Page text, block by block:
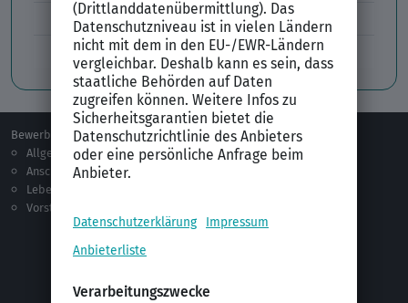
Tabellarischer Lebenslauf
Professionelles Bewerbungsfoto
Bewerben
Allgemeines
Anschreiben
Lebenslauf
Vorstellungsgespräch
Berufsorientierung
Ausbildung
Jobprofile